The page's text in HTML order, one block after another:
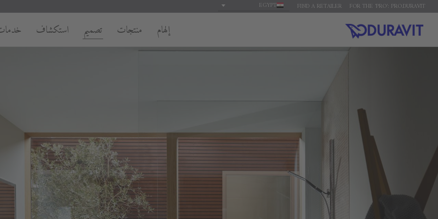
FOR THE 'PRO': PRO.DURAVIT
FIND A RETAILER
EGYPT
إلهام منتجات تصميم استكشاف